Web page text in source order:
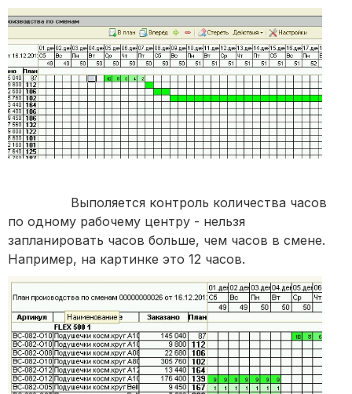
Выполяется контроль количества часов
по одному рабочему центру - нельзя
запланировать часов больше, чем часов в смене.
Например, на картинке это 12 часов.